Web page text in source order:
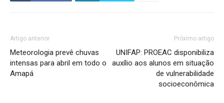
Artigo anterior
Meteorologia prevê chuvas
intensas para abril em todo o
Amapá
Próximo artigo
UNIFAP: PROEAC disponibiliza
auxílio aos alunos em situação
de vulnerabilidade
socioeconômica